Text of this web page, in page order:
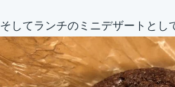
そしてランチのミニデザートとし